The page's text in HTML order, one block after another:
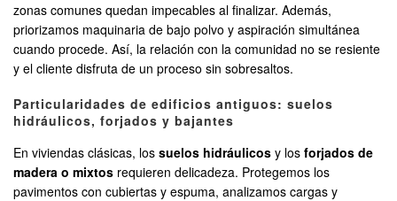
zonas comunes quedan impecables al finalizar. Además,
priorizamos maquinaria de bajo polvo y aspiración simultánea
cuando procede. Así, la relación con la comunidad no se resiente
y el cliente disfruta de un proceso sin sobresaltos.
Particularidades de edificios antiguos: suelos
hidráulicos, forjados y bajantes
En viviendas clásicas, los suelos hidráulicos y los forjados de
madera o mixtos requieren delicadeza. Protegemos los
pavimentos con cubiertas y espuma, analizamos cargas y